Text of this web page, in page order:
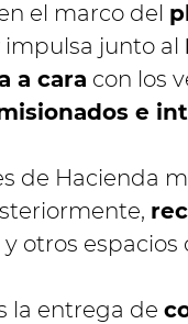
el marco del
impulsa junto al
a cara con los
e
de Hacienda
otros
la entrega de